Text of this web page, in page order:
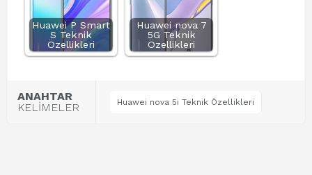
Huawei P Smart
S Teknik
Özellikleri
Huawei nova 7
5G Teknik
Özellikleri
ANAHTAR
KELİMELER
Huawei nova 5i Teknik Özellikleri